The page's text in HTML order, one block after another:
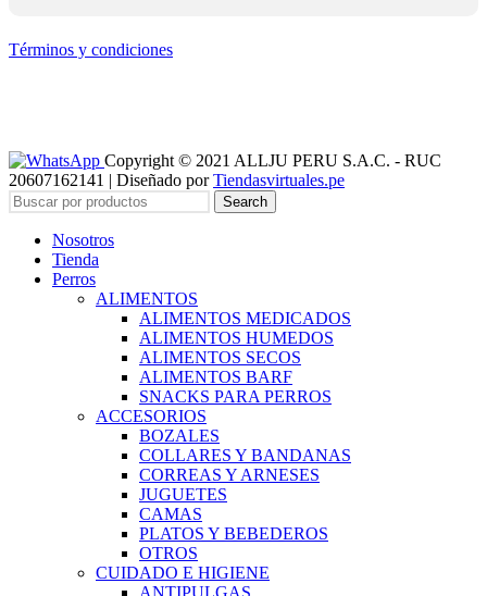
Términos y condiciones
Copyright © 2021 ALLJU PERU S.A.C. - RUC
20607162141 | Diseñado porTiendasvirtuales.pe
Search
Nosotros
Tienda
Perros
ALIMENTOS
ALIMENTOS MEDICADOS
ALIMENTOS HUMEDOS
ALIMENTOS SECOS
ALIMENTOS BARF
SNACKS PARA PERROS
ACCESORIOS
BOZALES
COLLARES Y BANDANAS
CORREAS Y ARNESES
JUGUETES
CAMAS
PLATOS Y BEBEDEROS
OTROS
CUIDADO E HIGIENE